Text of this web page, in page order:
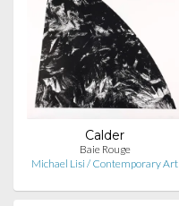
Calder
Baie Rouge
Michael Lisi / Contemporary Art